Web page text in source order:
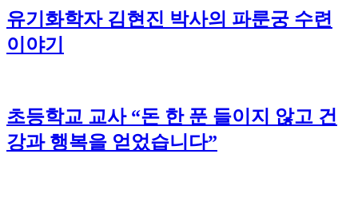
유기화학자 김현진 박사의 파룬궁 수련
이야기
초등학교 교사 “돈 한 푼 들이지 않고 건
강과 행복을 얻었습니다”